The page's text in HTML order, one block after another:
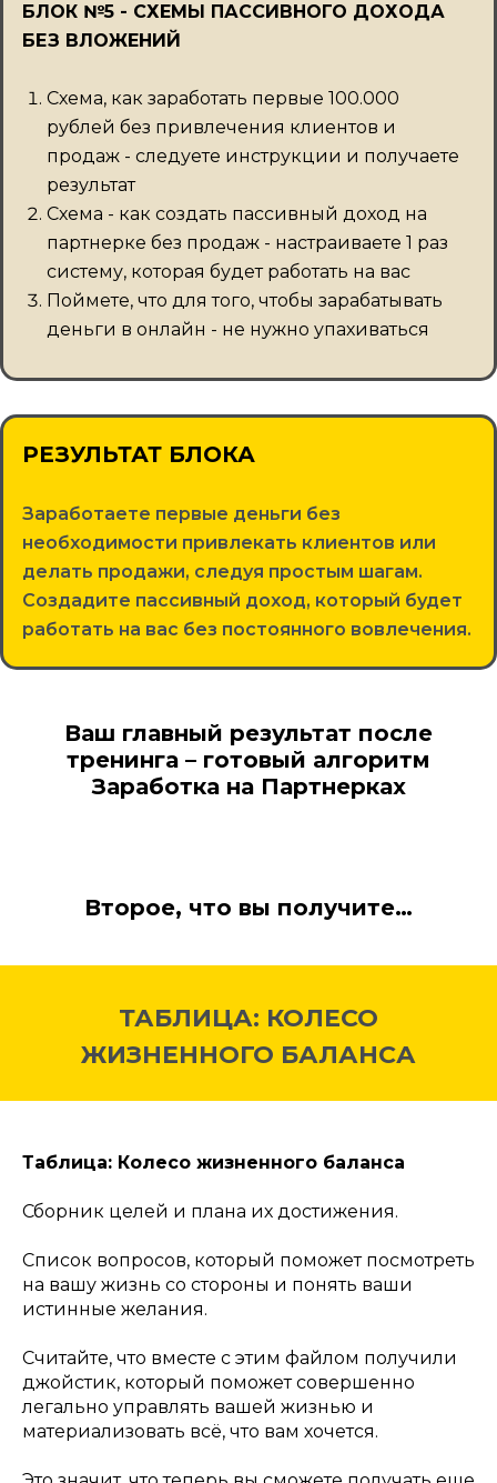
БЛОК №5 - СХЕМЫ ПАССИВНОГО ДОХОДА
БЕЗ ВЛОЖЕНИЙ
Схема, как заработать первые 100.000
рублей без привлечения клиентов и
продаж - следуете инструкции и получаете
результат
Схема - как создать пассивный доход на
партнерке без продаж - настраиваете 1 раз
систему, которая будет работать на вас
Поймете, что для того, чтобы зарабатывать
деньги в онлайн - не нужно упахиваться
РЕЗУЛЬТАТ БЛОКА
Заработаете первые деньги без
необходимости привлекать клиентов или
делать продажи, следуя простым шагам.
Создадите пассивный доход, который будет
работать на вас без постоянного вовлечения.
Ваш главный результат после
тренинга – готовый алгоритм
Заработка на Партнерках
Второе, что вы получите…
ТАБЛИЦА: КОЛЕСО
ЖИЗНЕННОГО БАЛАНСА
Таблица: Колесо жизненного баланса
Сборник целей и плана их достижения.
Список вопросов, который поможет посмотреть
на вашу жизнь со стороны и понять ваши
истинные желания.
Считайте, что вместе с этим файлом получили
джойстик, который поможет совершенно
легально управлять вашей жизнью и
материализовать всё, что вам хочется.